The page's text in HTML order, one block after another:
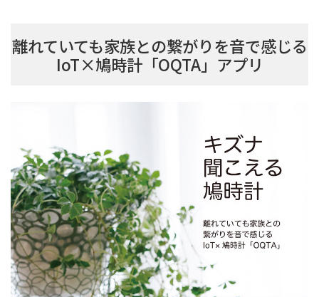
離れていても家族との繋がりを音で感じる
IoT×鳩時計「OQTA」アプリ